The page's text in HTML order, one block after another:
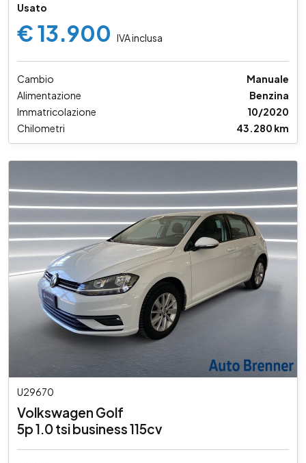
Usato
€ 13.900 IVA inclusa
Cambio
Manuale
Alimentazione
Benzina
Immatricolazione
10/2020
Chilometri
43.280 km
U29670
Volkswagen Golf
5p 1.0 tsi business 115cv